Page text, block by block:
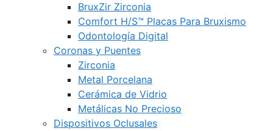
BruxZir Zirconia
Comfort H/S™ Placas Para Bruxismo
Odontología Digital
Coronas y Puentes
Zirconia
Metal Porcelana
Cerámica de Vidrio
Metálicas No Precioso
Dispositivos Oclusales